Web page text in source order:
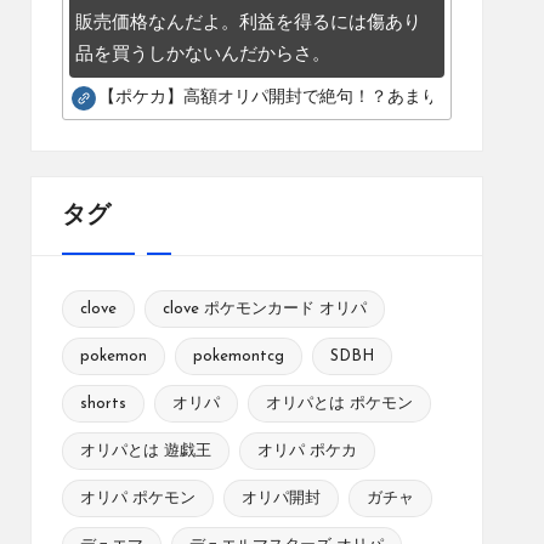
販売価格なんだよ。利益を得るには傷あり
品を買うしかないんだからさ。
【ポケカ】高額オリパ開封で絶句！？あまりにも酷いカ
タグ
clove clove ポケモンカード オリパ
pokemon pokemontcg SDBH
shorts オリパ オリパとは ポケモン
オリパとは 遊戯王 オリパ ポケカ
オリパ ポケモン オリパ開封 ガチャ